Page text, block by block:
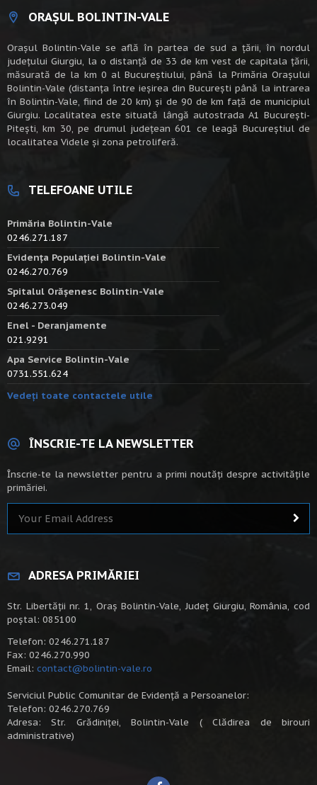
ORAȘUL BOLINTIN-VALE
Oraşul Bolintin-Vale se află în partea de sud a ţării, în nordul
judeţului Giurgiu, la o distanţă de 33 de km vest de capitala țării,
măsurată de la km 0 al Bucureștiului, până la Primăria Orașului
Bolintin-Vale (distanța între ieșirea din București până la intrarea
în Bolintin-Vale, fiind de 20 km) şi de 90 de km faţă de municipiul
Giurgiu. Localitatea este situată lângă autostrada A1 Bucureşti-
Piteşti, km 30, pe drumul judeţean 601 ce leagă Bucureştiul de
localitatea Videle şi zona petroliferă.
TELEFOANE UTILE
Primăria Bolintin-Vale
0246.271.187
Evidența Populației Bolintin-Vale
0246.270.769
Spitalul Orășenesc Bolintin-Vale
0246.273.049
Enel - Deranjamente
021.9291
Apa Service Bolintin-Vale
0731.551.624
Vedeți toate contactele utile
ÎNSCRIE-TE LA NEWSLETTER
Înscrie-te la newsletter pentru a primi noutăți despre activitățile
primăriei.
ADRESA PRIMĂRIEI
Str. Libertății nr. 1, Oraș Bolintin-Vale, Județ Giurgiu, România, cod
poștal: 085100
Telefon: 0246.271.187
Fax: 0246.270.990
Email: contact@bolintin-vale.ro
Serviciul Public Comunitar de Evidență a Persoanelor:
Telefon: 0246.270.769
Adresa: Str. Grădiniței, Bolintin-Vale ( Clădirea de birouri
administrative)